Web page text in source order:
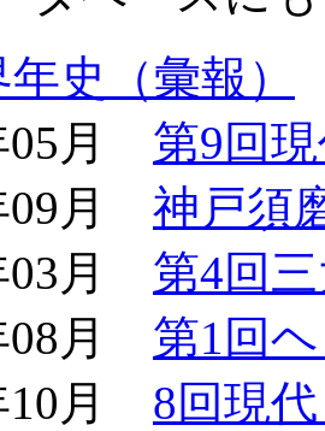
史（彙報）
05月 第9回
09月 神戸須
03月 第4回
08月 第1回
10月 8回現